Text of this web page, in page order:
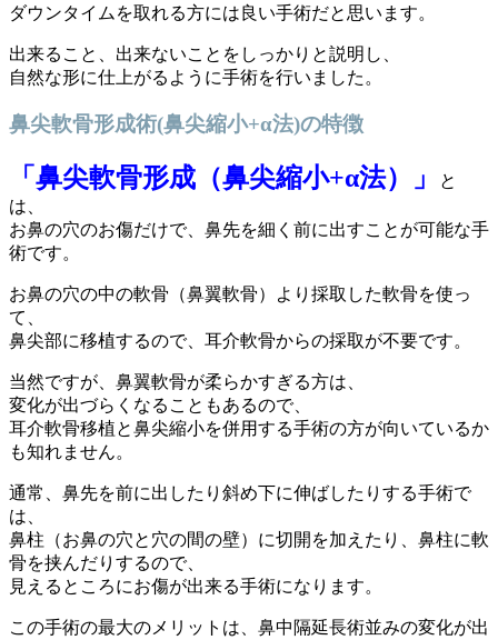
ダウンタイムを取れる方には良い手術だと思います。
出来ること、出来ないことをしっかりと説明し、
自然な形に仕上がるように手術を行いました。
鼻尖軟骨形成術(鼻尖縮小+α法)の特徴
「鼻尖軟骨形成（鼻尖縮小+α法）」
と
は、
お鼻の穴のお傷だけで、鼻先を細く前に出すことが可能な手
術です。
お鼻の穴の中の軟骨（鼻翼軟骨）より採取した軟骨を使っ
て、
鼻尖部に移植するので、耳介軟骨からの採取が不要です。
当然ですが、鼻翼軟骨が柔らかすぎる方は、
変化が出づらくなることもあるので、
耳介軟骨移植と鼻尖縮小を併用する手術の方が向いているか
も知れません。
通常、鼻先を前に出したり斜め下に伸ばしたりする手術で
は、
鼻柱（お鼻の穴と穴の間の壁）に切開を加えたり、鼻柱に軟
骨を挟んだりするので、
見えるところにお傷が出来る手術になります。
この手術の最大のメリットは、鼻中隔延長術並みの変化が出